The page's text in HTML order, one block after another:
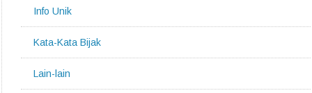
Info Unik
Kata-Kata Bijak
Lain-lain